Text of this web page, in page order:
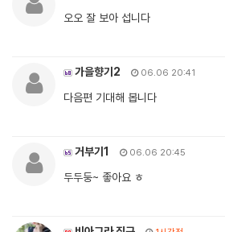
오오 잘 보아 섭니다
가을향기2 06.06 20:41
다음편 기대해 봅니다
거부기1 06.06 20:45
두두둥~ 좋아요 ㅎ